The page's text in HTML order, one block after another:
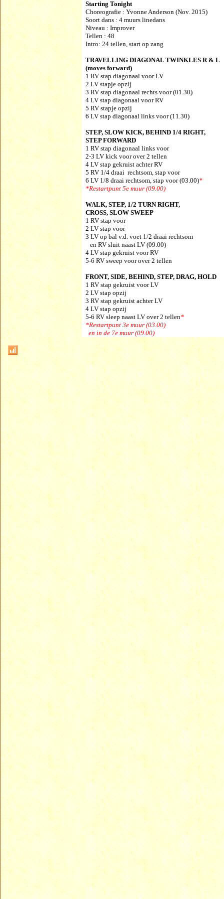
Starting Tonight
Choreografie : Yvonne Anderson (Nov. 2015)
Soort dans : 4 muurs linedans
Niveau : Improver
Tellen : 48
Intro: 24 tellen, start op zang
TRAVELLING DIAGONAL TWINKLES R & L
(moves forward)
1 RV stap diagonaal voor LV
2 LV stapje opzij
3 RV stap diagonaal rechts voor (01.30)
4 LV stap diagonaal voor RV
5 RV stapje opzij
6 LV stap diagonaal links voor (11.30)
STEP, SLOW KICK, BEHIND 1/4 RIGHT,
STEP FORWARD
1 RV stap diagonaal links voor
2-3 LV kick voor over 2 tellen
4 LV stap gekruist achter RV
5 RV 1/4 draai rechtsom, stap voor
6 LV 1/8 draai rechtsom, stap voor (03.00)*
*Restartpunt 5e muur (09.00)
WALK, STEP, 1/2 TURN RIGHT,
CROSS, SLOW SWEEP
1 RV stap voor
2 LV stap voor
3 LV op bal v.d. voet 1/2 draai rechtsom
en RV sluit naast LV (09.00)
4 LV stap gekruist voor RV
5-6 RV sweep voor over 2 tellen
FRONT, SIDE, BEHIND, STEP, DRAG, HOLD
1 RV stap gekruist voor LV
2 LV stap opzij
3 RV stap gekruist achter LV
4 LV stap opzij
5-6 RV sleep naast LV over 2 tellen*
*Restartpunt 3e muur (03.00)
en in de 7e muur (09.00)